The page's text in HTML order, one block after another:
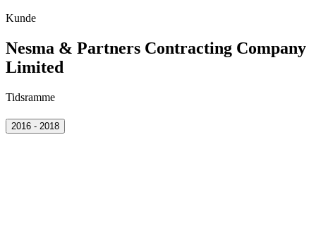
Kunde
Nesma & Partners Contracting Company
Limited
Tidsramme
2016 - 2018